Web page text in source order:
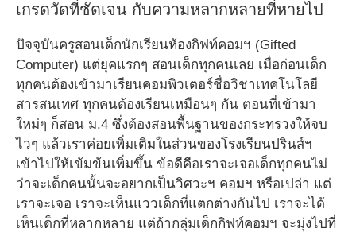
เกรดวัดที่ชัดเจน กับความหลากหลายที่หายไป
ปัจจุบันครูสอนเด็กนักเรียนห้องกิฟท์คอมฯ (Gifted
Computer) แต่ยุคแรกๆ สอนเด็กทุกคนเลย เมื่อก่อนเด็ก
ทุกคนต้องเข้ามาเรียนคอมพิวเตอร์ชื่อวิชาเทคโนโลยี
สารสนเทศ ทุกคนต้องเรียนเหมือนๆ กัน ตอนที่เข้ามา
ใหม่ๆ ก็สอน ม.4 ซึ่งต้องสอนพื้นฐานของกระทรวงให้จบ
ไวๆ แล้วเราค่อยเพิ่มเติมในส่วนของโรงเรียนปรินส์ฯ
เข้าไปให้เข้มข้นเพิ่มขึ้น ข้อดีคือเราจะเจอเด็กทุกคนไม่
ว่าจะเด็กคนนั้นจะอยากเป็นวิศวะฯ คอมฯ หรือเปล่า แต่
เราจะเจอ เราจะเห็นแววเด็กที่แตกต่างกันไป เราจะได้
เห็นเด็กที่หลากหลาย แต่ถ้ากลุ่มเด็กกิฟท์คอมฯ จะมุ่งไปที่